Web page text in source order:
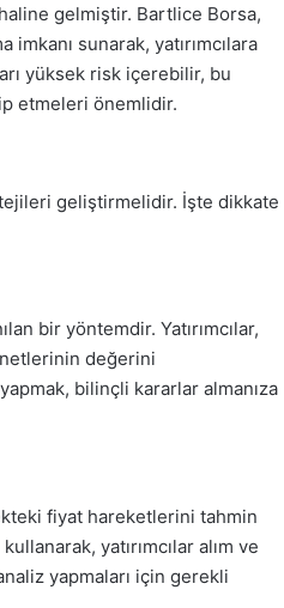
gelmiştir. Bartlice Borsa,
sunarak, yatırımcılara
yüksek risk içerebilir, bu
etmeleri önemlidir.
geliştirmelidir. İşte dikkate
bir yöntemdir. Yatırımcılar,
değerini
bilinçli kararlar almanıza
fiyat hareketlerini tahmin
yatırımcılar alım ve
yapmaları için gerekli